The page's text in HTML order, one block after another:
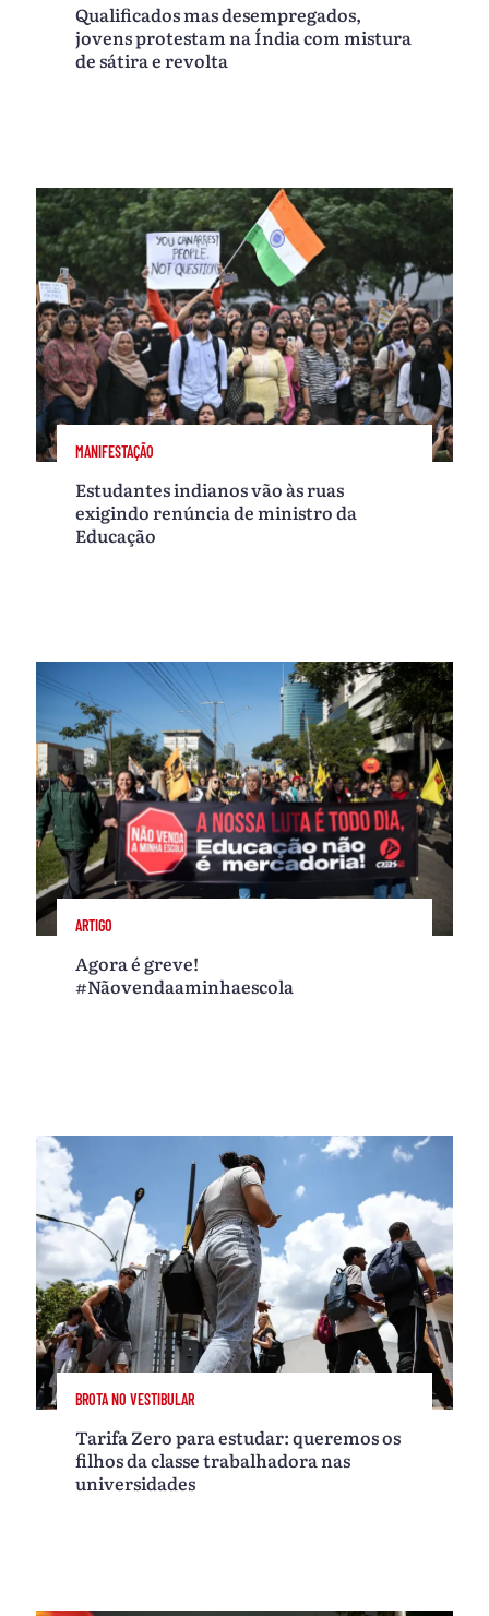
Qualificados mas desempregados,
jovens protestam na Índia com mistura
de sátira e revolta
MANIFESTAÇÃO
Estudantes indianos vão às ruas
exigindo renúncia de ministro da
Educação
ARTIGO
Agora é greve!
#Nãovendaaminhaescola
BROTA NO VESTIBULAR
Tarifa Zero para estudar: queremos os
filhos da classe trabalhadora nas
universidades